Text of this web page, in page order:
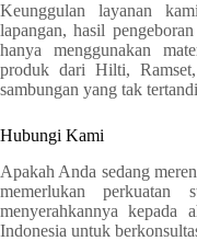
Keunggulan layanan
lapangan, hasil
hanya menggunakan
produk dari Hilti,
sambungan yang tak
Hubungi Kami
Apakah Anda sedang
memerlukan perkuatan
menyerahkannya kepada
Indonesia untuk